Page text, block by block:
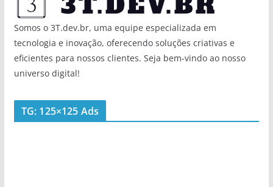
Somos o 3T.dev.br, uma equipe especializada em
tecnologia e inovação, oferecendo soluções criativas e
eficientes para nossos clientes. Seja bem-vindo ao nosso
universo digital!
TG: 125×125 Ads